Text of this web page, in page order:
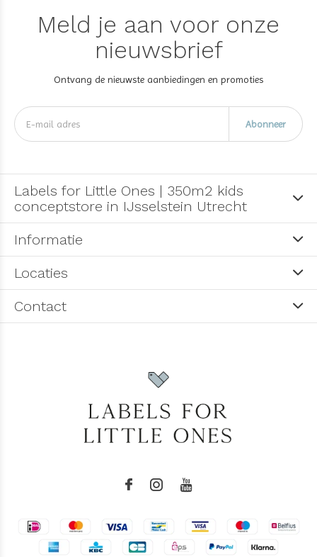
Meld je aan voor onze
nieuwsbrief
Ontvang de nieuwste aanbiedingen en promoties
Abonneer
Labels for Little Ones | 350m2 kids
conceptstore in IJsselstein Utrecht
Informatie
Locaties
Contact